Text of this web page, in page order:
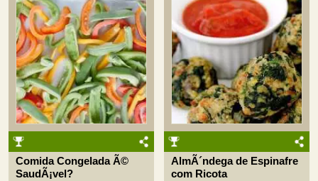
Comida Congelada Ã©
SaudÃ¡vel?
AlmÃ´ndega de Espinafre
com Ricota